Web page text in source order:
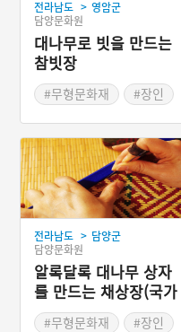
전라남도 > 영암군
담양문화원
대나무로 빗을 만드는
참빗장
#무형문화재
#장인
전라남도 > 담양군
담양문화원
알록달록 대나무 상자
를 만드는 채상장(국가
무형문화재 제53호)
#무형문화재
#장인